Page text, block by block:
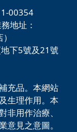
00354
地址：
下5號及21號
充品。本網站
生理作用。本
非用作治療、
意見之意圖。